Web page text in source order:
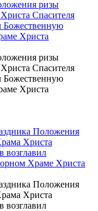
ризы
Спасителя
Божественную
Христа
ризы
Спасителя
Божественную
Христа
Положения
Христа
возглавил
Храме Христа
Положения
Христа
возглавил